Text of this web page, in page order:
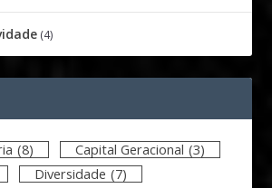
(4)
(8) Capital Geracional (3)
Diversidade (7)